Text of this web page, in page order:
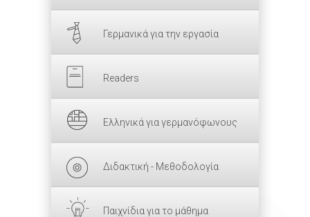
Γερμανικά για την εργασία
Readers
Ελληνικά για γερμανόφωνους
Διδακτική - Μεθοδολογία
Παιχνίδια για το μάθημα